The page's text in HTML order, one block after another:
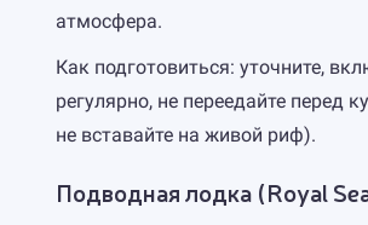
атмосфера.
Как подготовиться: уточните,
регулярно, не переедайте перед
не вставайте на живой риф).
Подводная лодка (Royal